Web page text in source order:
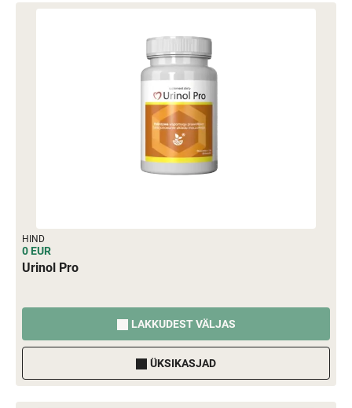
HIND
0 EUR
Urinol Pro
LAKKUDEST VÄLJAS
ÜKSIKASJAD